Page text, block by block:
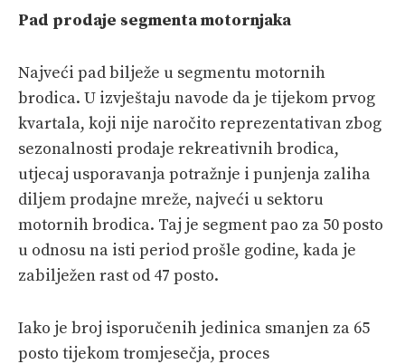
Pad prodaje segmenta motornjaka
Najveći pad bilježe u segmentu motornih
brodica. U izvještaju navode da je tijekom prvog
kvartala, koji nije naročito reprezentativan zbog
sezonalnosti prodaje rekreativnih brodica,
utjecaj usporavanja potražnje i punjenja zaliha
diljem prodajne mreže, najveći u sektoru
motornih brodica. Taj je segment pao za 50 posto
u odnosu na isti period prošle godine, kada je
zabilježen rast od 47 posto.
Iako je broj isporučenih jedinica smanjen za 65
posto tijekom tromjesečja, proces